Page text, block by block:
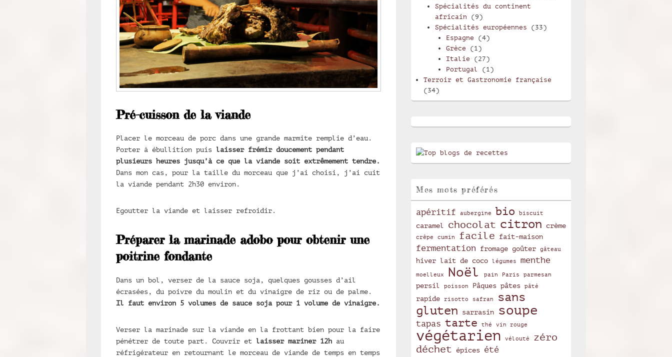
Pré-cuisson de la viande
Placer le morceau de porc dans une grande marmite remplie d’eau.
Porter à ébullition puis laisser frémir doucement pendant
plusieurs heures jusqu’à ce que la viande soit extrêmement tendre.
Dans mon cas, pour la taille du morceau que j’ai choisi, j’ai cuit
la viande pendant 2h30 environ.
Egoutter la viande et laisser refroidir.
Préparer la marinade adobo pour obtenir une
poitrine fondante
Dans un bol, verser de la sauce soja, quelques gousses d’ail
écrasées, du poivre du moulin et du vinaigre de riz ou de palme.
Il faut environ 5 volumes de sauce soja pour 1 volume de vinaigre.
Verser la marinade sur la viande en la frottant bien pour la faire
pénétrer de toute part. Couvrir et laisser mariner 12h au
réfrigérateur en retournant le morceau de viande de temps en temps
Spécialités du continent
africain (9)
Spécialités européennes (33)
Espagne (4)
Grèce (1)
Italie (27)
Portugal
(1)
Terroir et Gastronomie française
(34)
Mes mots préférés
apéritif aubergine bio biscuit
caramel chocolat citron crème
crêpe cumin facile fait-maison
fermentation fromage goûter gâteau
hiver lait de coco légumes menthe
moelleux Noël pain Paris parmesan
persil poisson Pâques pâtes pâté
rapide risotto safran
sans
gluten
sarrasin soupe
tapas tarte thé vin rouge
végétarien vélouté
zéro
déchet
épices été